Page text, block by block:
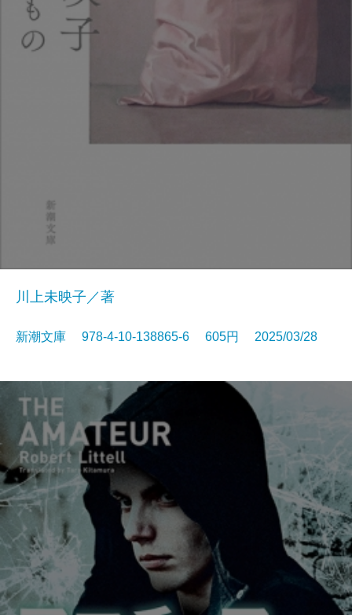
川上未映子／著
新潮文庫 978-4-10-138865-6 605円 2025/03/28